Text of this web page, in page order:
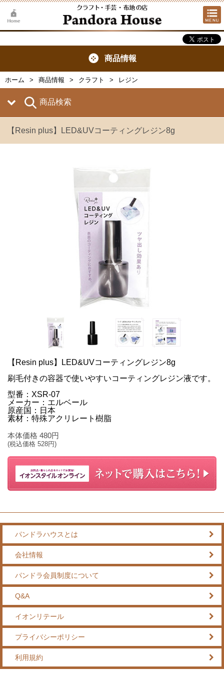
商品情報
ホーム 商品情報 クラフト レジン
商品検索
【Resin plus】LED&UVコーティングレジン8g
【Resin plus】LED&UVコーティングレジン8g
刷毛付きの容器で使いやすいコーティングレジン液です。
型番：XSR‐07
メーカー：エルベール
原産国：日本
素材：特殊アクリレート樹脂
本体価格 480円
(税込価格 528円)
パンドラハウスとは
会社情報
パンドラ会員制度について
Q&A
イオンリテール
プライバシーポリシー
利用規約